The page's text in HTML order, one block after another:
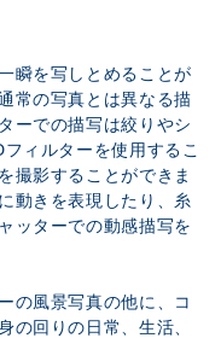
瞬を写しとめることが
常の写真とは異なる描
ーでの描写は絞りやシ
ィルターを使用するこ
撮影することができま
動きを表現したり、糸
ッターでの動感描写を
の風景写真の他に、コ
の回りの日常、生活、